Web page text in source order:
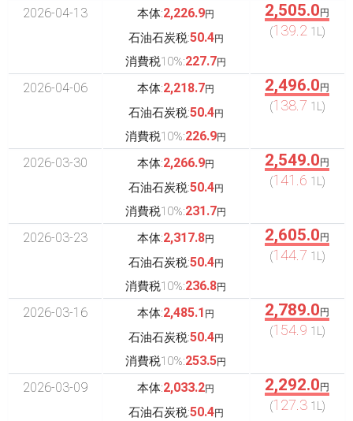
2026-04-13 本体:2,226.9円
石油石炭税:50.4円
消費税10%:227.7円
2,505.0 円
(139.2 1L)
2026-04-06 本体:2,218.7円
石油石炭税:50.4円
消費税10%:226.9円
2,496.0 円
(138.7 1L)
2026-03-30 本体:2,266.9円
石油石炭税:50.4円
消費税10%:231.7円
2,549.0 円
(141.6 1L)
2026-03-23 本体:2,317.8円
石油石炭税:50.4円
消費税10%:236.8円
2,605.0 円
(144.7 1L)
2026-03-16 本体:2,485.1 円
石油石炭税:50.4円
消費税10%:253.5円
2,789.0 円
(154.9 1L)
2026-03-09 本体:2,033.2円
石油石炭税:50.4円
2,292.0 円
(127.31L)